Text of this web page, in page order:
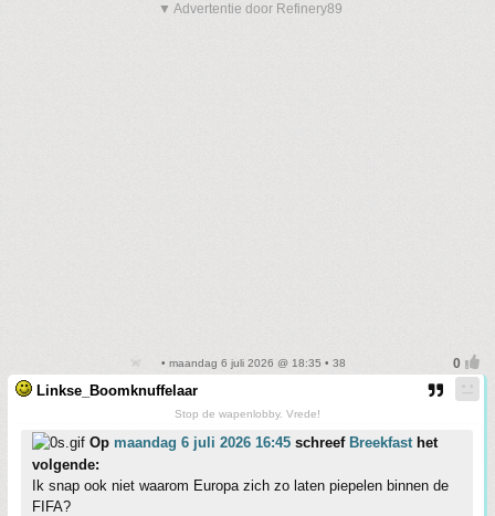
▼ Advertentie door Refinery89
• maandag 6 juli 2026 @ 18:35 • 38
Linkse_Boomknuffelaar
Stop de wapenlobby. Vrede!
Op maandag 6 juli 2026 16:45 schreef Breekfasthet
volgende:
Ik snap ook niet waarom Europa zich zo laten piepelen binnen de
FIFA?